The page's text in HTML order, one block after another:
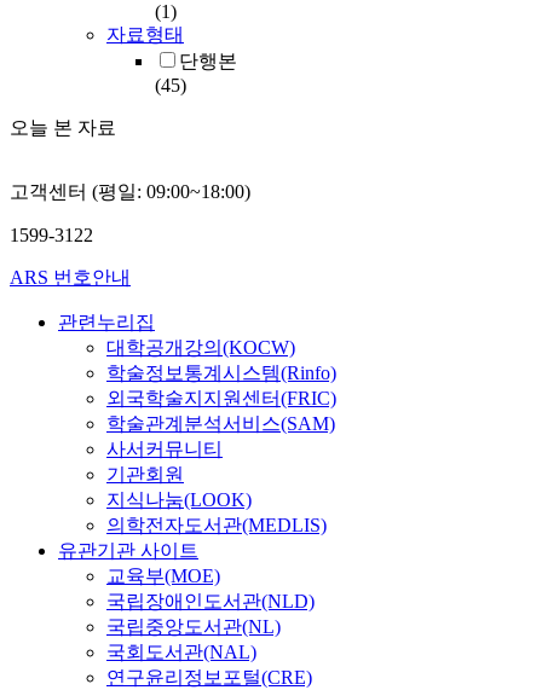
(1)
자료형태
단행본
(45)
오늘 본 자료
고객센터 (평일: 09:00~18:00)
1599-3122
ARS 번호안내
관련누리집
대학공개강의(KOCW)
학술정보통계시스템(Rinfo)
외국학술지지원센터(FRIC)
학술관계분석서비스(SAM)
사서커뮤니티
기관회원
지식나눔(LOOK)
의학전자도서관(MEDLIS)
유관기관 사이트
교육부(MOE)
국립장애인도서관(NLD)
국립중앙도서관(NL)
국회도서관(NAL)
연구윤리정보포털(CRE)